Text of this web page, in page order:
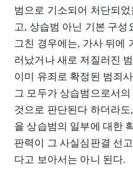
범으로 기소되어 처단되
고, 상습범 아닌 기본 구성
그친 경우에는, 가사 뒤에
러났거나 새로 저질러진
이미 유죄로 확정된 범죄
그 모두가 상습범으로서
것으로 판단된다 하더라
을 상습범의 일부에 대한
판력이 그 사실심판결 선
다고 보아서는 아니 된다.